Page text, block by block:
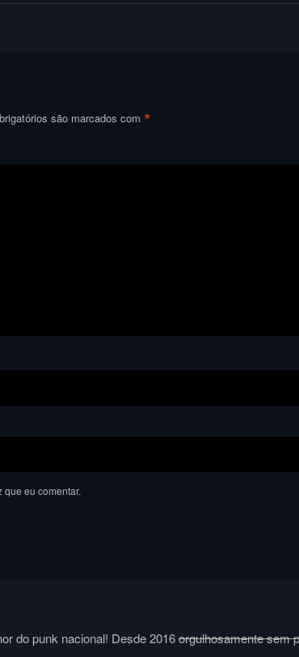
são marcados com*
eu comentar.
do punk nacional! Desde 2016orgulhosamente sem